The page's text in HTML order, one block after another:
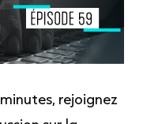
rejoignez